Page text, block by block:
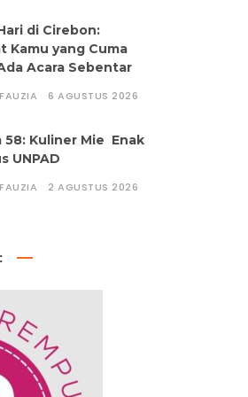
di Cirebon:
Kamu yang Cuma
Acara Sebentar
6 AGUSTUS 2026
58: Kuliner Mie Enak
UNPAD
2 AGUSTUS 2026